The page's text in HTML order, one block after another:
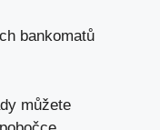
bankomatů
můžete